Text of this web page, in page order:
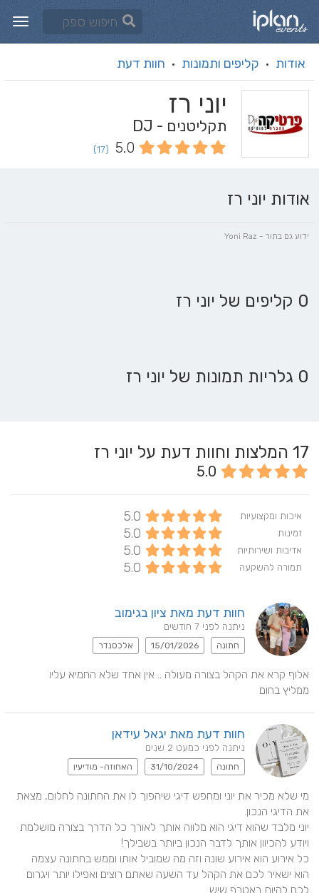
אודות · קליפים ותמונות · חוות דעת
יוני רז
תקליטנים - DJ
5.0
(17)
אודות יוני רז
ידוע גם בתור - Yoni Raz
0 קליפים של יוני רז
0 גלריות תמונות של יוני רז
17 המלצות וחוות דעת על יוני רז
5.0
איכות ומקצועיות 5.0
זמינות 5.0
אדיבות ושירותיות 5.0
תמורה להשקעה 5.0
חוות דעת מאת ציון בגימוב
ניתנה לפני 7 חודשים
חתונה 15/01/2026 אלכסנדר
ממליץ בחום
חוות דעת מאת יגאל עידאן
ניתנה לפני כמעט 2 שנים
חתונה 31/10/2024 האחוזה- מודיעין